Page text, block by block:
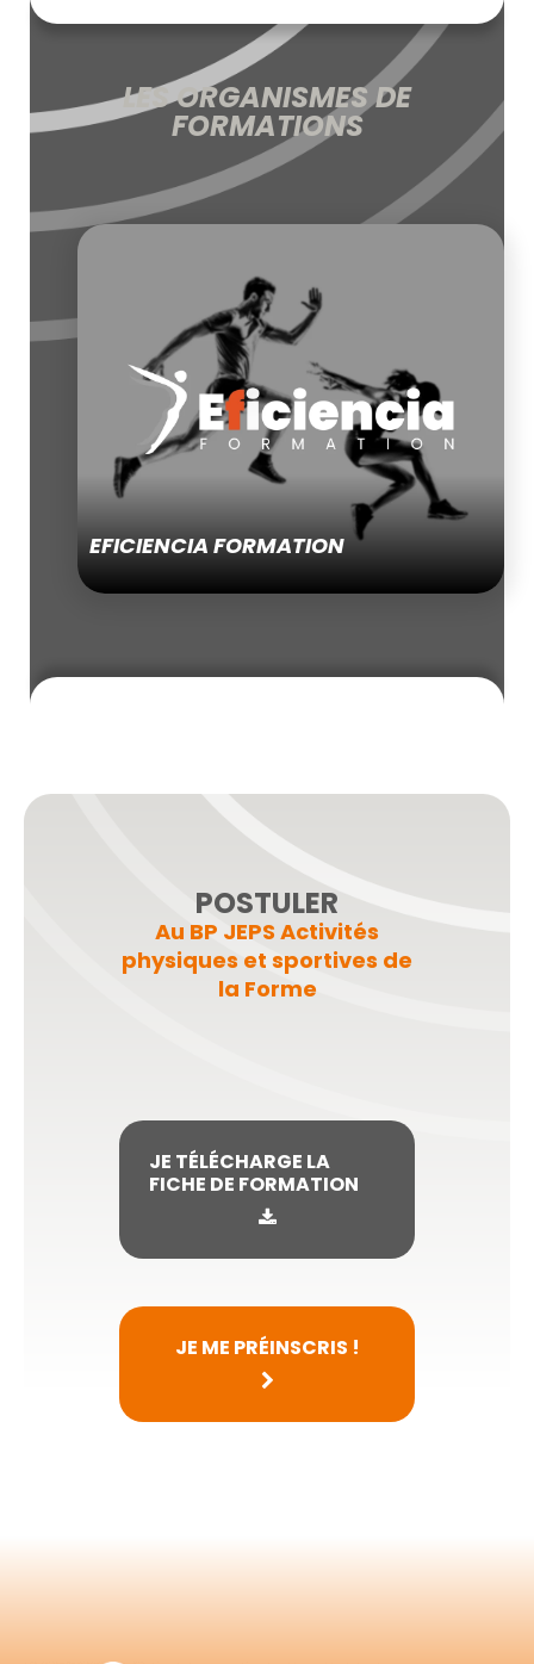
LES ORGANISMES DE
FORMATIONS
EFICIENCIA FORMATION
POSTULER
Au BP JEPS Activités
physiques et sportives de
la Forme
JE TÉLÉCHARGE LA
FICHE DE FORMATION
JE ME PRÉINSCRIS !